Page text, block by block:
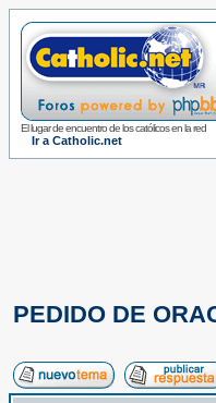
El lugar de encuentro de los católicos en la red
Ir a Catholic.net
PEDIDO DE